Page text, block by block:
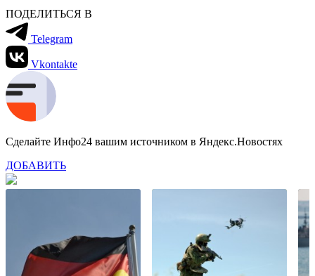
ПОДЕЛИТЬСЯ В
Telegram
Vkontakte
Сделайте Инфо24 вашим источником в Яндекс.Новостях
ДОБАВИТЬ